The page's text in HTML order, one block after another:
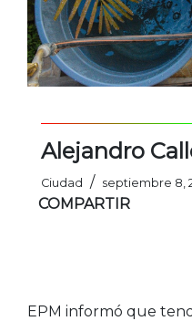
Alejandro
Ciudad / septiembre 8,
COMPARTIR
EPM informó que